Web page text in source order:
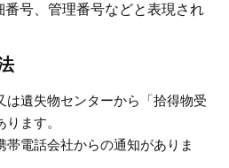
番号、管理番号などと表現され
は遺失物センターから「拾得物受
ます。
帯電話会社からの通知がありま